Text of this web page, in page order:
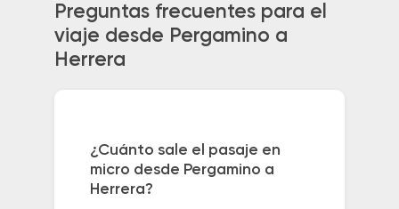
Preguntas frecuentes para el
viaje desde Pergamino a
Herrera
¿Cuánto sale el pasaje en
micro desde Pergamino a
Herrera?